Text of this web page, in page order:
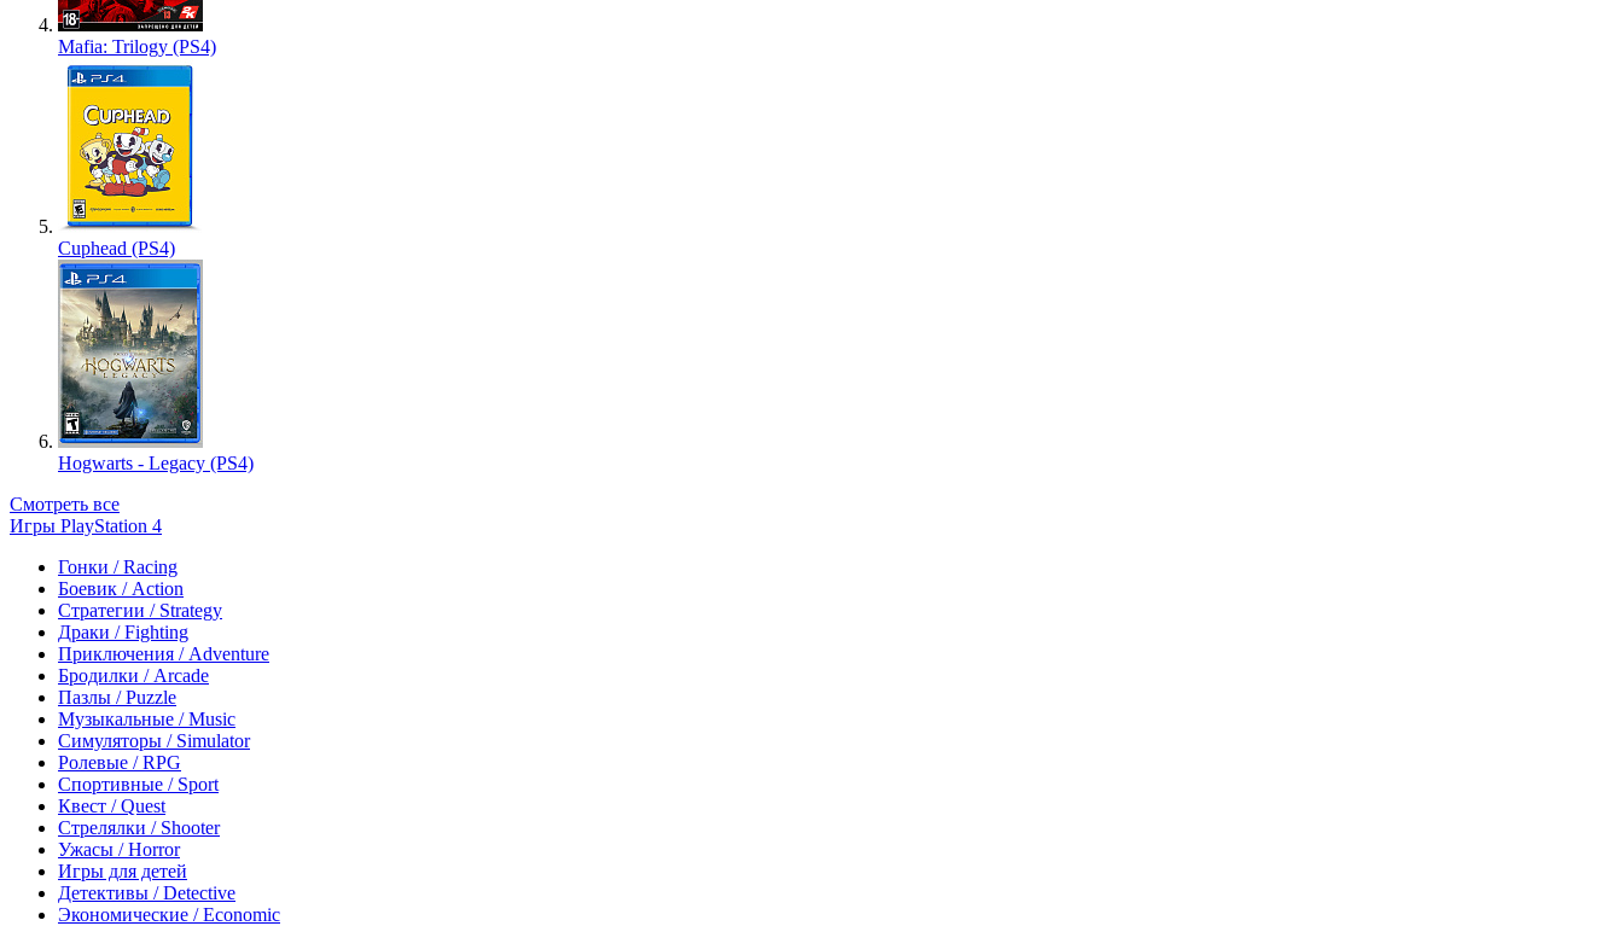
Mafia: Trilogy (PS4)
Cuphead (PS4)
Hogwarts - Legacy (PS4)
Смотреть все
Игры PlayStation 4
Гонки / Racing
Боевик / Action
Стратегии / Strategy
Драки / Fighting
Приключения / Adventure
Бродилки / Arcade
Пазлы / Puzzle
Музыкальные / Music
Симуляторы / Simulator
Ролевые / RPG
Спортивные / Sport
Квест / Quest
Стрелялки / Shooter
Ужасы / Horror
Игры для детей
Детективы / Detective
Экономические / Economic